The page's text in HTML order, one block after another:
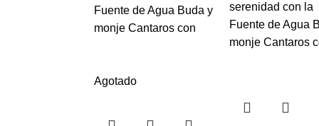
Fuente de Agua Buda y
monje Cantaros con
serenidad con la
Fuente de Agua
monje Cantaros
Agotado